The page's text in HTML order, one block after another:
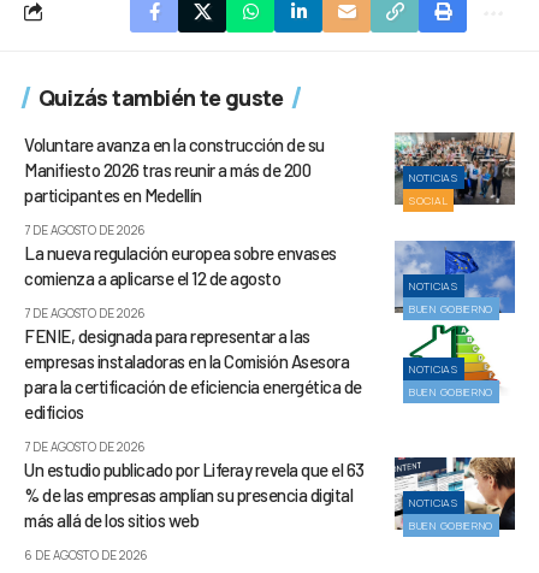
Quizás también te guste
NOTICIAS
SOCIAL
Voluntare avanza en la construcción de su
Manifiesto 2026 tras reunir a más de 200
participantes en Medellín
7 DE AGOSTO DE 2026
NOTICIAS
BUEN GOBIERNO
La nueva regulación europea sobre envases
comienza a aplicarse el 12 de agosto
7 DE AGOSTO DE 2026
NOTICIAS
BUEN GOBIERNO
FENIE, designada para representar a las
empresas instaladoras en la Comisión Asesora
para la certificación de eficiencia energética de
edificios
7 DE AGOSTO DE 2026
NOTICIAS
BUEN GOBIERNO
Un estudio publicado por Liferay revela que el 63
% de las empresas amplían su presencia digital
más allá de los sitios web
6 DE AGOSTO DE 2026